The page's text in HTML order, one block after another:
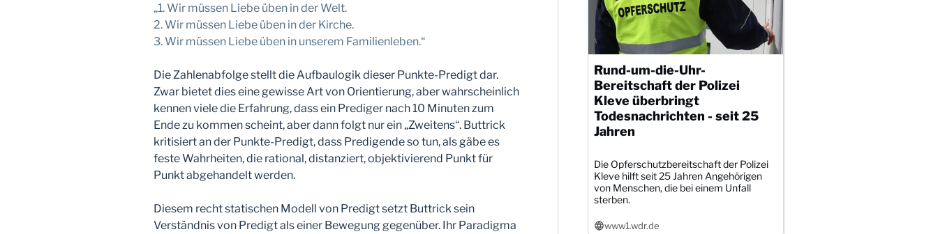
„1. Wir müssen Liebe üben in der Welt.
2. Wir müssen Liebe üben in der Kirche.
3. Wir müssen Liebe üben in unserem Familienleben.“
Die Zahlenabfolge stellt die Aufbaulogik dieser Punkte-Predigt dar.
Zwar bietet dies eine gewisse Art von Orientierung, aber wahrscheinlich
kennen viele die Erfahrung, dass ein Prediger nach 10 Minuten zum
Ende zu kommen scheint, aber dann folgt nur ein „Zweitens“. Buttrick
kritisiert an der Punkte-Predigt, dass Predigende so tun, als gäbe es
feste Wahrheiten, die rational, distanziert, objektivierend Punkt für
Punkt abgehandelt werden.
Diesem recht statischen Modell von Predigt setzt Buttrick sein
Verständnis von Predigt als einer Bewegung gegenüber. Ihr Paradigma
Rund-um-die-Uhr-
Bereitschaft der Polizei
Kleve überbringt
Todesnachrichten - seit 25
Jahren
Die Opferschutzbereitschaft der Polizei
Kleve hilft seit 25 Jahren Angehörigen
von Menschen, die bei einem Unfall
sterben.
www1.wdr.de